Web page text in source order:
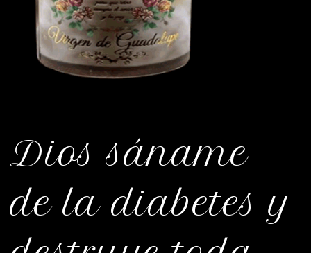
Dios sáname
de la diabetes y